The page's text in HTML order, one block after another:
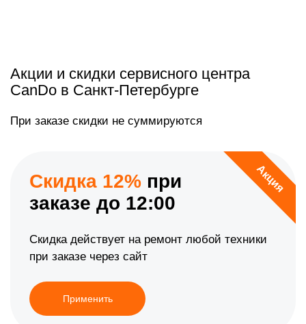
Акции и скидки сервисного центра
CanDo в Санкт-Петербурге
При заказе скидки не суммируются
Акция
Скидка 12% при
заказе до 12:00
Скидка действует на ремонт любой техники
при заказе через сайт
Применить